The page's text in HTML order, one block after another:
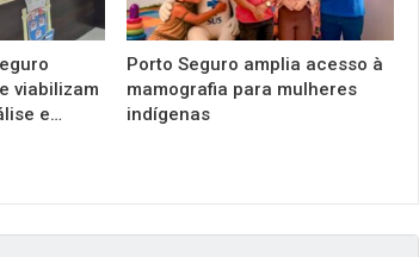
viabilizam
e…
Porto Seguro amplia acesso à
mamografia para mulheres
indígenas